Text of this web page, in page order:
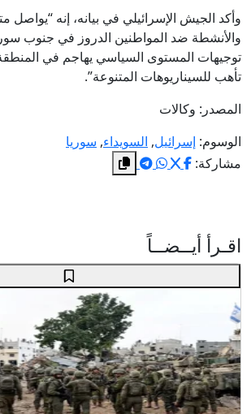
وأكد الجيش الإسرائيلي في بيانه، إنه “يواصل
والأنشطة ضد المواطنين الدروز في جنوب
توجيهات المستوى السياسي يهاجم في
تأهب للسيناريوهات المتنوعة”.
المصدر: وكالات
الوسوم: إسرائيل, السويداء, سوريا
مشاركة:
اقـرأ أيــضــاً